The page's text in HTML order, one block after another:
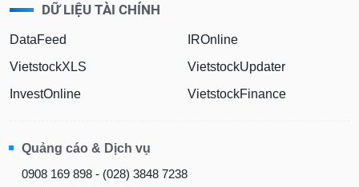
DỮ LIỆU TÀI CHÍNH
DataFeed
VietstockXLS
InvestOnline
IROnline
VietstockUpdater
VietstockFinance
Quảng cáo & Dịch vụ
0908 169 898 - (028) 3848 7238